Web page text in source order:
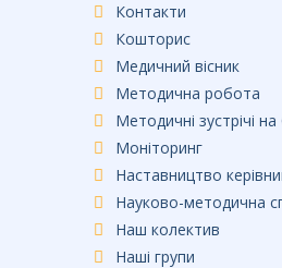
Контакти
Кошторис
Медичний вісник
Методична робота
Методичні зустрічі
Моніторинг
Наставництво
Науково-методична
Наш колектив
Наші групи